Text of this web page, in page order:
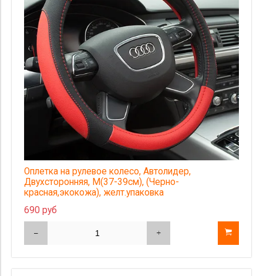
Оплетка на рулевое колесо, Автолидер,
Двухсторонняя, М(37-39см), (Черно-
красная,экокожа), желт.упаковка
690 руб